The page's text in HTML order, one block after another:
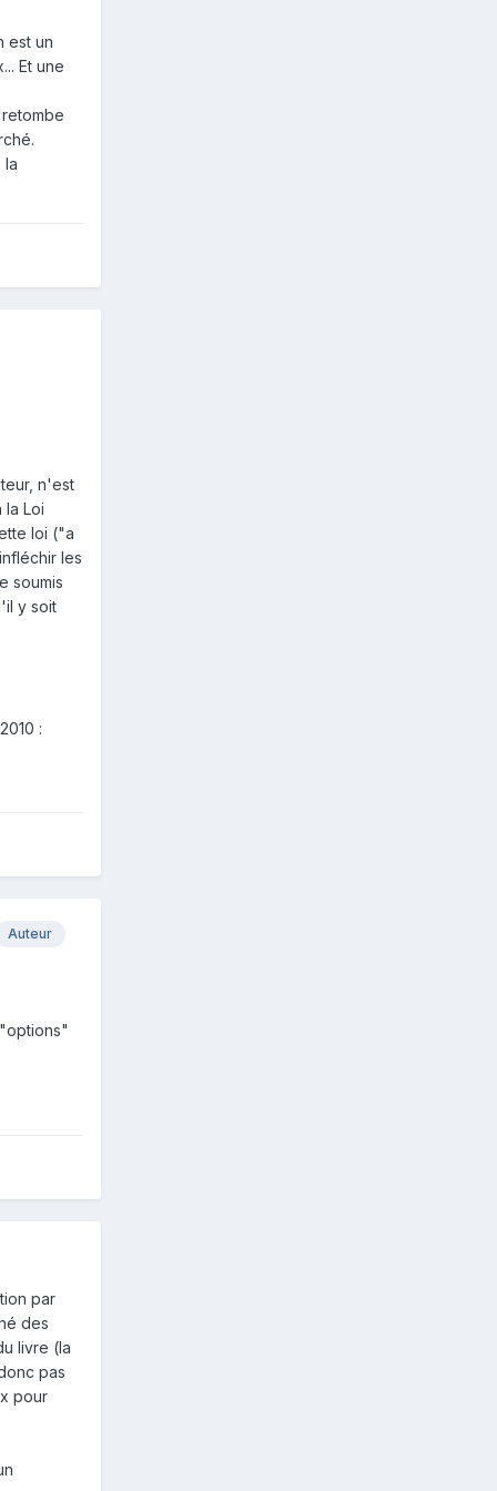
est un
Et une
la
n'est
la Loi
loi ("a
les
soumis
y soit
:
Auteur
par
des
livre (la
pas
pour